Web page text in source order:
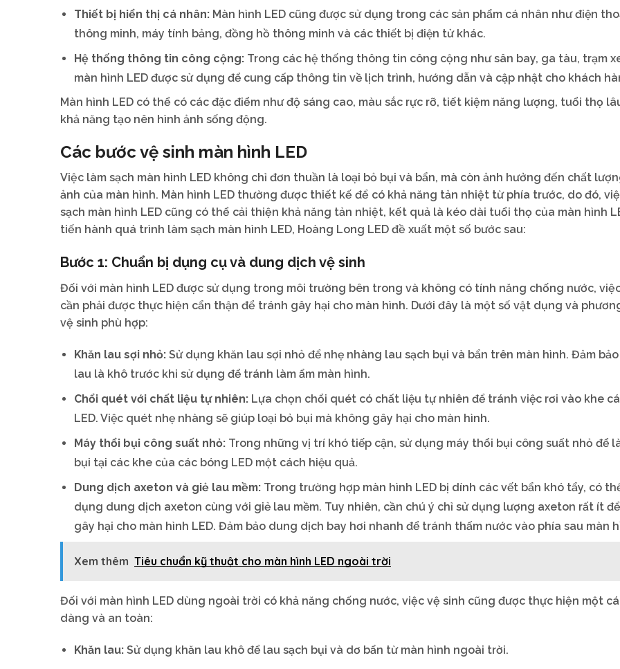
Thiết bị hiển thị cá nhân: Màn hình LED cũng được sử dụng trong các sản phẩm cá nhân như điện
thông minh, máy tính bảng, đồng hồ thông minh và các thiết bị điện tử khác.
Hệ thống thông tin công cộng: Trong các hệ thống thông tin công cộng như sân bay, ga tàu, trạm
màn hình LED được sử dụng để cung cấp thông tin về lịch trình, hướng dẫn và cập nhật cho khách
Màn hình LED có thể có các đặc điểm như độ sáng cao, màu sắc rực rỡ, tiết kiệm năng lượng, tuổi thọ
khả năng tạo nên hình ảnh sống động.
Các bước vệ sinh màn hình LED
Việc làm sạch màn hình LED không chỉ đơn thuần là loại bỏ bụi và bẩn, mà còn ảnh hưởng đến chất
ảnh của màn hình. Màn hình LED thường được thiết kế để có khả năng tản nhiệt từ phía trước, do đó,
sạch màn hình LED cũng có thể cải thiện khả năng tản nhiệt, kết quả là kéo dài tuổi thọ của màn hình
tiến hành quá trình làm sạch màn hình LED, Hoàng Long LED đề xuất một số bước sau:
Bước 1: Chuẩn bị dụng cụ và dung dịch vệ sinh
Đối với màn hình LED được sử dụng trong môi trường bên trong và không có tính năng chống nước,
cần phải được thực hiện cẩn thận để tránh gây hại cho màn hình. Dưới đây là một số vật dụng và
vệ sinh phù hợp:
Khăn lau sợi nhỏ: Sử dụng khăn lau sợi nhỏ để nhẹ nhàng lau sạch bụi và bẩn trên màn hình. Đảm
lau là khô trước khi sử dụng để tránh làm ẩm màn hình.
Chổi quét với chất liệu tự nhiên: Lựa chọn chổi quét có chất liệu tự nhiên để tránh việc rơi vào khe
LED. Việc quét nhẹ nhàng sẽ giúp loại bỏ bụi mà không gây hại cho màn hình.
Máy thổi bụi công suất nhỏ: Trong những vị trí khó tiếp cận, sử dụng máy thổi bụi công suất nhỏ để
bụi tại các khe của các bóng LED một cách hiệu quả.
Dung dịch axeton và giẻ lau mềm: Trong trường hợp màn hình LED bị dính các vết bẩn khó tẩy, có
dụng dung dịch axeton cùng với giẻ lau mềm. Tuy nhiên, cần chú ý chỉ sử dụng lượng axeton rất ít
gây hại cho màn hình LED. Đảm bảo dung dịch bay hơi nhanh để tránh thấm nước vào phía sau màn
Xem thêm Tiêu chuẩn kỹ thuật cho màn hình LED ngoài trời
Đối với màn hình LED dùng ngoài trời có khả năng chống nước, việc vệ sinh cũng được thực hiện một
dàng và an toàn:
Khăn lau: Sử dụng khăn lau khô để lau sạch bụi và dơ bẩn từ màn hình ngoài trời.